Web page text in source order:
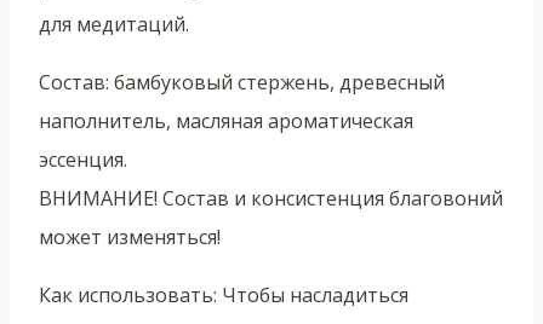
для медитаций.
Состав: бамбуковый стержень, древесный
наполнитель, масляная ароматическая
эссенция.
ВНИМАНИЕ! Состав и консистенция благовоний
может изменяться!
Как использовать: Чтобы насладиться